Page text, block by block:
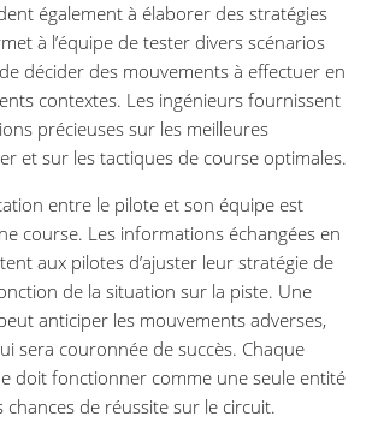
également à élaborer des stratégies
à l’équipe de tester divers scénarios
décider des mouvements à effectuer en
contextes. Les ingénieurs fournissent
précieuses sur les meilleures
et sur les tactiques de course optimales.
entre le pilote et son équipe est
course. Les informations échangées en
aux pilotes d’ajuster leur stratégie de
de la situation sur la piste. Une
anticiper les mouvements adverses,
sera couronnée de succès. Chaque
doit fonctionner comme une seule entité
chances de réussite sur le circuit.